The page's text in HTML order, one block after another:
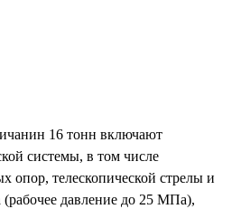
16 тонн включают
системы, в том числе
опор, телескопической стрелы и
(рабочее давление до 25 МПа),